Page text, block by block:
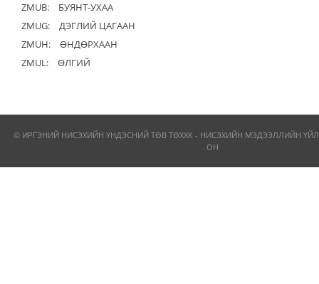
ZMUB:
БУЯНТ-УХАА
ZMUG:
ДЭГЛИЙ ЦАГААН
ZMUH:
ӨНДӨРХААН
ZMUL:
ӨЛГИЙ
© ИРГЭНИЙ НИСЭХИЙН ҮНДЭСНИЙ ТӨВ ТӨХХК - НИСЭХИЙН МЭДЭЭЛЛИЙН
ОН